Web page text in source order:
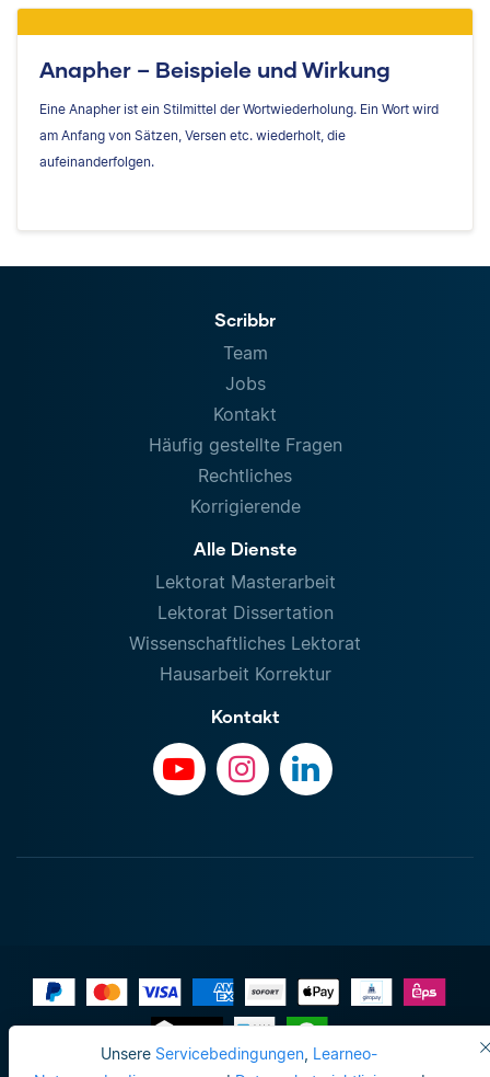
Unsere Servicebedingungen, Learneo-
Anapher – Beispiele und Wirkung
Eine Anapher ist ein Stilmittel der Wortwiederholung. Ein Wort wird
am Anfang von Sätzen, Versen etc. wiederholt, die
aufeinanderfolgen.
Scribbr
Team
Jobs
Kontakt
Häufig gestellte Fragen
Rechtliches
Korrigierende
Alle Dienste
Lektorat Masterarbeit
Lektorat Dissertation
Wissenschaftliches Lektorat
Hausarbeit Korrektur
Kontakt